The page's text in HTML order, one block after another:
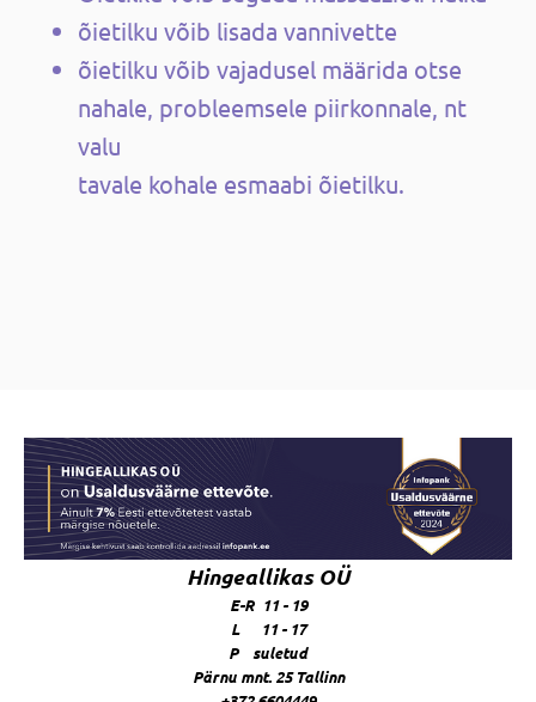
õietilku võib lisada vannivette
õietilku võib vajadusel määrida otse
nahale, probleemsele piirkonnale, nt
valu
tavale kohale esmaabi õietilku.
Hingeallikas OÜ
E-R 11 - 19
L 11 - 17
P suletud
Pärnu mnt. 25 Tallinn